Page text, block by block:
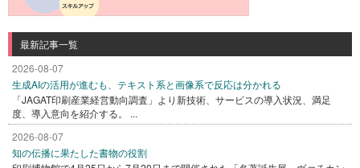
最新記事一覧
2026-08-07
生成AIの活用が進むも、テキスト系と画像系で反応は分かれる
「JAGAT印刷産業経営動向調査」より新技術、サービスの導入状況、満足
度、導入意向を紹介する。 ...
2026-08-07
知の伝播に果たした書物の役割